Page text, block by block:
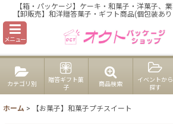
【箱・パッケージ】ケーキ・和菓子・洋菓子、
【卸販売】和洋贈答菓子・ギフト商品(個包装あ
メニュー
カテゴリ別
贈答ギフト菓
子
商品検索
イベントから
探す
ホーム > 【お菓子】和菓子プチスイート